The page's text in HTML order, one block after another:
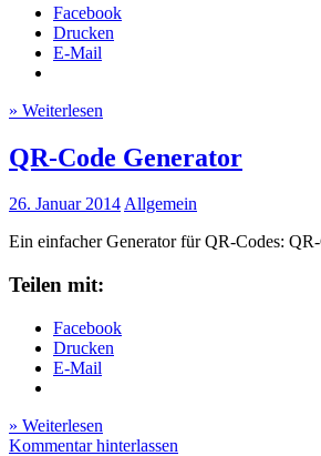
Facebook
Drucken
E-Mail
» Weiterlesen
QR-Code Generator
26. Januar 2014Allgemein
Ein einfacher Generator für QR-Codes:
Teilen mit:
Facebook
Drucken
E-Mail
» Weiterlesen
Kommentar hinterlassen